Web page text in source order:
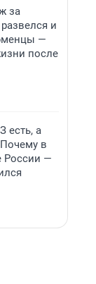
за
и
—
после
есть, а
в
России —